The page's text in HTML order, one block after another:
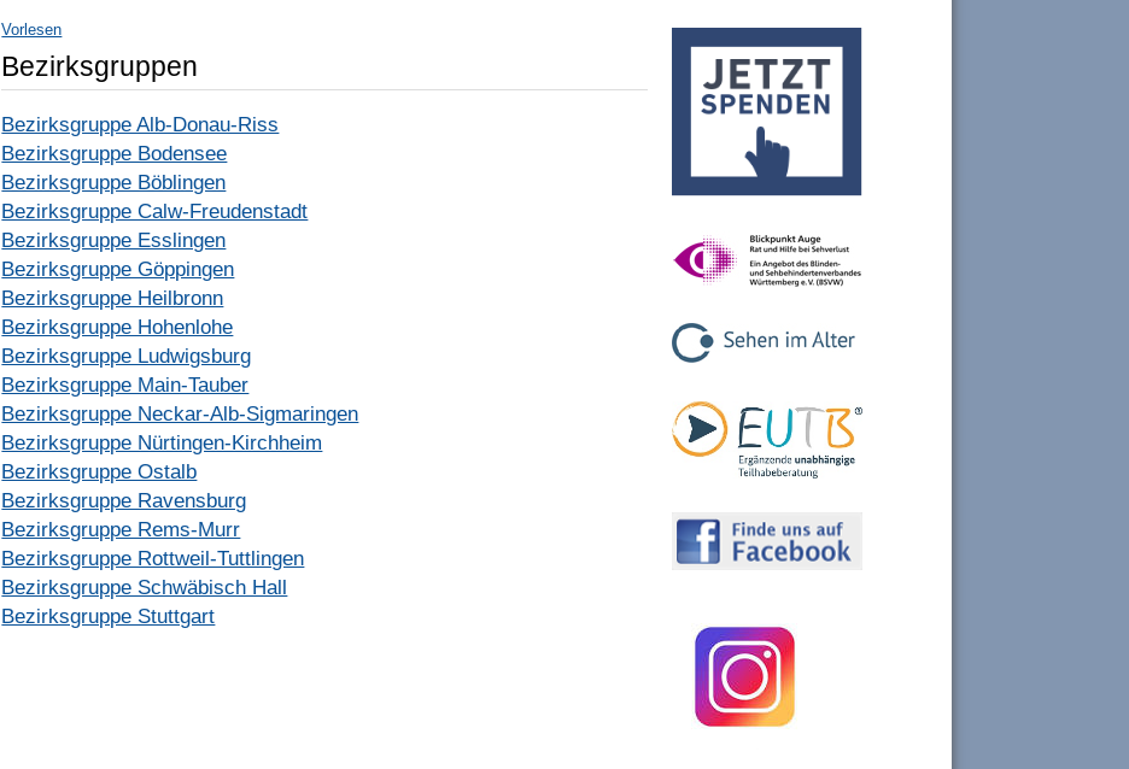
Vorlesen
Bezirksgruppen
Bezirksgruppe Alb-Donau-Riss
Bezirksgruppe Bodensee
Bezirksgruppe Böblingen
Bezirksgruppe Calw-Freudenstadt
Bezirksgruppe Esslingen
Bezirksgruppe Göppingen
Bezirksgruppe Heilbronn
Bezirksgruppe Hohenlohe
Bezirksgruppe Ludwigsburg
Bezirksgruppe Main-Tauber
Bezirksgruppe Neckar-Alb-Sigmaringen
Bezirksgruppe Nürtingen-Kirchheim
Bezirksgruppe Ostalb
Bezirksgruppe Ravensburg
Bezirksgruppe Rems-Murr
Bezirksgruppe Rottweil-Tuttlingen
Bezirksgruppe Schwäbisch Hall
Bezirksgruppe Stuttgart